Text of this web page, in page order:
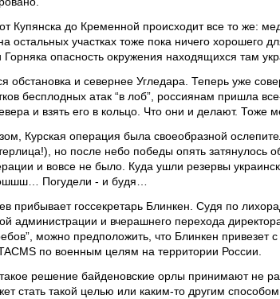
Купянска до Кременной происходит все то же:
остальных участках тоже пока ничего хорошего
Горняка опасность окружения находящихся там
обстановка и севернее Угледара. Теперь уже
бесплодных атак “в лоб”, россиянам пришла
и взять его в кольцо. Что они и делают. Тоже
Курская операция была своеобразной
но после небо победы опять затянулось
и вовсе не было. Куда ушли резервы
Погудели - и будя…
прибывает госсекретарь Блинкен. Судя по
администрации и вчерашнего перехода
можно предположить, что Блинкен
по военным целям на территории России.
такое решение байденовские орлы принимают не
стать такой целью или каким-то другим